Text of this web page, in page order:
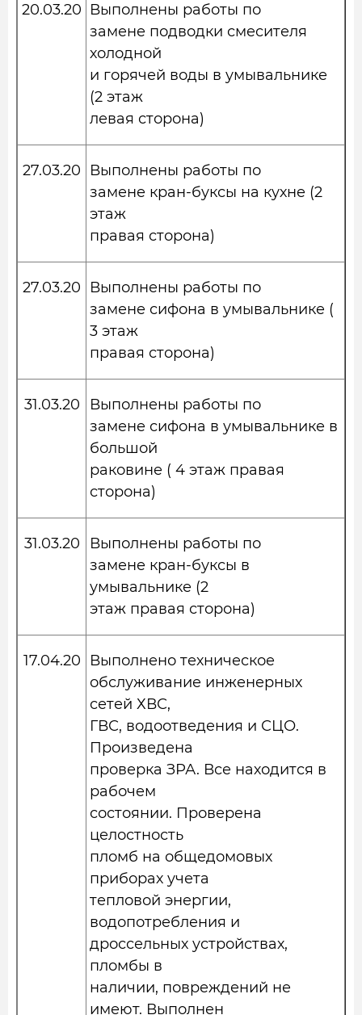
20.03.20 Выполнены работы по
замене подводки смесителя
холодной
и горячей воды в умывальнике
(2 этаж
левая сторона)
27.03.20
Выполнены работы по
замене кран-буксы на кухне (2
этаж
правая сторона)
27.03.20
Выполнены работы по
замене сифона в умывальнике (
3 этаж
правая сторона)
31.03.20
Выполнены работы по
замене сифона в умывальнике в
большой
раковине ( 4 этаж правая
сторона)
31.03.20
Выполнены работы по
замене кран-буксы в
умывальнике (2
этаж правая сторона)
17.04.20
Выполнено техническое
обслуживание инженерных
сетей ХВС,
ГВС, водоотведения и СЦО.
Произведена
проверка ЗРА. Все находится в
рабочем
состоянии. Проверена
целостность
пломб на общедомовых
приборах учета
тепловой энергии,
водопотребления и
дроссельных устройствах,
пломбы в
наличии, повреждений не
имеют. Выполнен